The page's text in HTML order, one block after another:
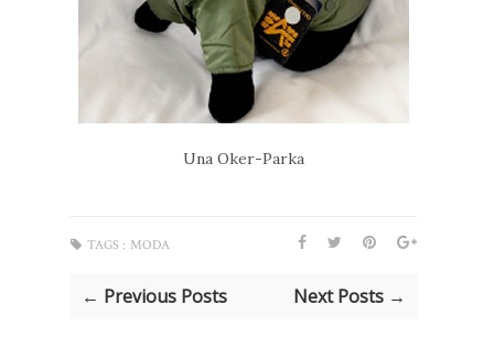
Una Oker-Parka
TAGS : MODA
← Previous Posts Next Posts →